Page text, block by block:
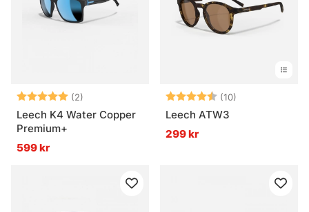
Betyg: (2)
5.0 utav 5 stjärnor
Leech K4 Water Copper
Premium+
599 kr
Betyg: (10)
Leech ATW3
299 kr